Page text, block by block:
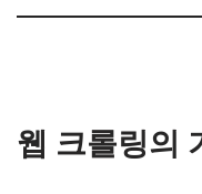
웹 크롤링의